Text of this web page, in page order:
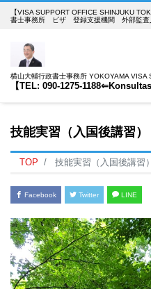
【VISA SUPPORT OFFICE SHINJUKU
書士事務所 ビザ 登録支援機関 外部監査
横山大輔行政書士事務所 YOKOYAMA
【TEL: 090-1275-
技能実習（入国後講習）
TOP 技能実習（入国後講習）
Facebook Twitter LINE